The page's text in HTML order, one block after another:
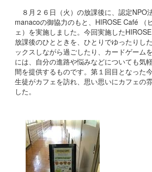
８月２６日（火）の放課後に、認定NPO法
manacoの御協力のもと、HIROSE Café （
ェ）を実施しました。今回実施した
放課後のひとときを、ひとりでゆったりし
ックスしながら過ごしたり、カードゲーム
には、自分の進路や悩みなどについても気
間を提供するものです。第１回目となった
生徒がカフェを訪れ、思い思いにカフェの
した。